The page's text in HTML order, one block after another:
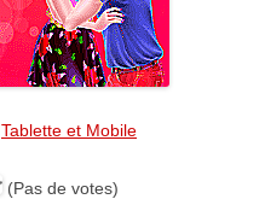
Tablette et Mobile
(Pas de votes)